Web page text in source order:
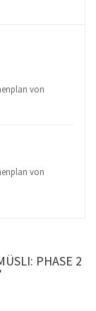
von
von
PHASE 2